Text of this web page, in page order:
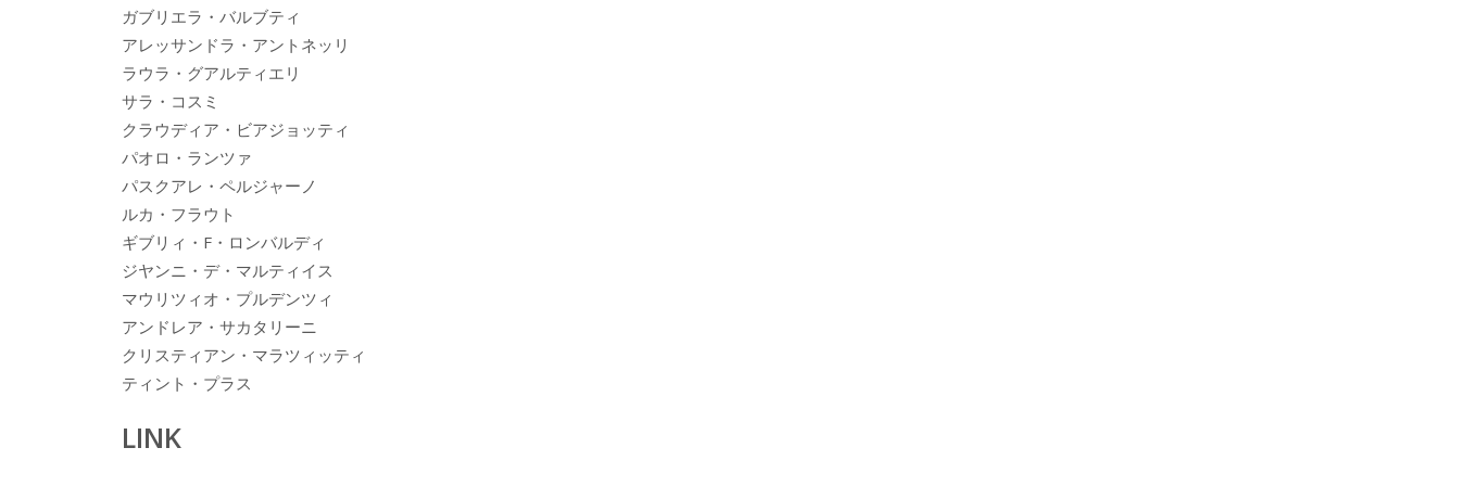
ガブリエラ・バルブティ
アレッサンドラ・アントネッリ
ラウラ・グアルティエリ
サラ・コスミ
クラウディア・ビアジョッティ
パオロ・ランツァ
パスクアレ・ペルジャーノ
ルカ・フラウト
ギブリィ・F・ロンバルディ
ジヤンニ・デ・マルティイス
マウリツィオ・プルデンツィ
アンドレア・サカタリーニ
クリスティアン・マラツィッティ
ティント・プラス
LINK